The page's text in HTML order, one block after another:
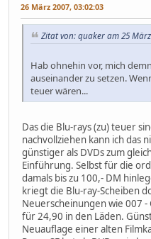
26 März 2007, 03:02:03
Zitat von: quaker am 25 März
Hab ohnehin vor, mich
auseinander zu setzen.
teuer wären...
Das die Blu-rays (zu) teuer
nachvollziehen kann ich das
günstiger als DVDs zum
Einführung. Selbst für die
damals bis zu 100,- DM
kriegt die Blu-ray-Scheiben
Neuerscheinungen wie 007 -
für 24,90 in den Läden.
Neuauflage einer alten